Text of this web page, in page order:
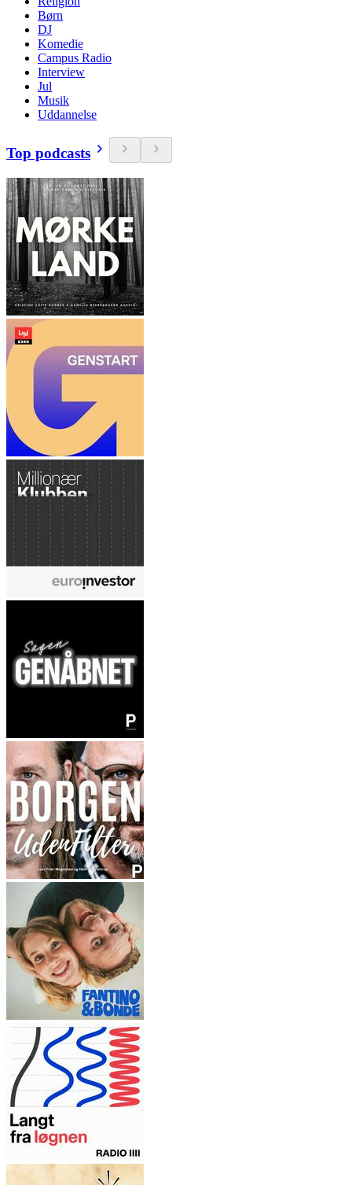
Børn
DJ
Komedie
Campus Radio
Interview
Jul
Musik
Uddannelse
Top podcasts